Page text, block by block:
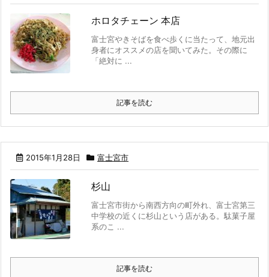
ホロタチェーン 本店
富士宮やきそばを食べ歩くに当たって、地元出
身者にオススメの店を聞いてみた。その際に
「絶対に ...
記事を読む
2015年1月28日 富士宮市
杉山
富士宮市街から南西方向の町外れ、富士宮第三
中学校の近くに杉山という店がある。駄菓子屋
系のこ ...
記事を読む